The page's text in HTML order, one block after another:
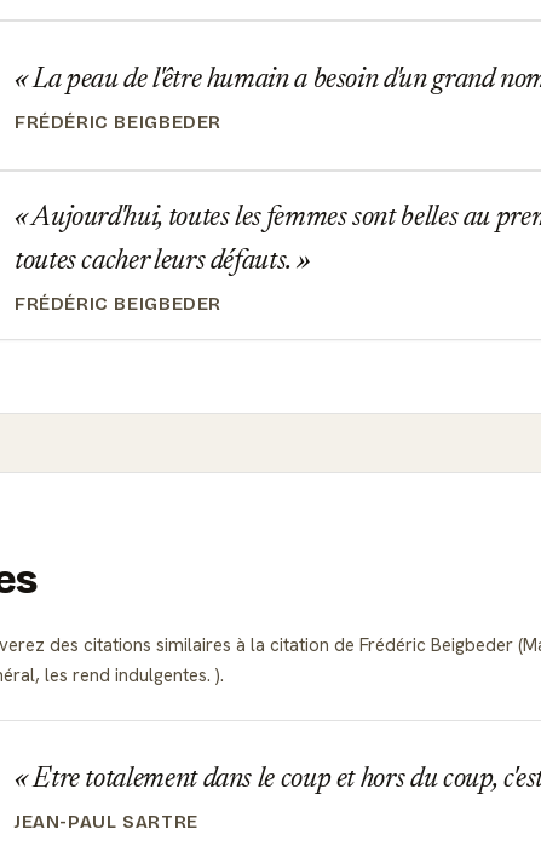
La peau de l'être humain a besoin d'un grand
FRÉDÉRIC BEIGBEDER
Aujourd'hui, toutes les femmes sont belles au
toutes cacher leurs défauts.
FRÉDÉRIC BEIGBEDER
des citations similaires à la citation de Frédéric Beigbeder
les rend indulgentes. ).
Etre totalement dans le coup et hors du coup,
JEAN-PAUL SARTRE